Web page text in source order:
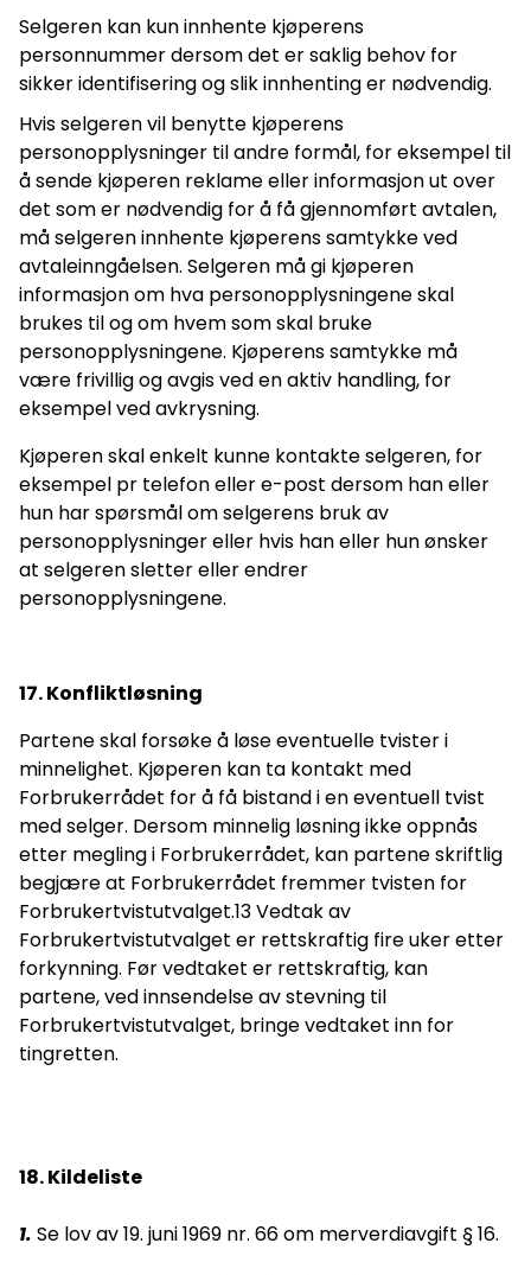
Selgeren kan kun innhente kjøperens
personnummer dersom det er saklig behov for
sikker identifisering og slik innhenting er nødvendig.
Hvis selgeren vil benytte kjøperens
personopplysninger til andre formål, for eksempel til
å sende kjøperen reklame eller informasjon ut over
det som er nødvendig for å få gjennomført avtalen,
må selgeren innhente kjøperens samtykke ved
avtaleinngåelsen. Selgeren må gi kjøperen
informasjon om hva personopplysningene skal
brukes til og om hvem som skal bruke
personopplysningene. Kjøperens samtykke må
være frivillig og avgis ved en aktiv handling, for
eksempel ved avkrysning.
Kjøperen skal enkelt kunne kontakte selgeren, for
eksempel pr telefon eller e-post dersom han eller
hun har spørsmål om selgerens bruk av
personopplysninger eller hvis han eller hun ønsker
at selgeren sletter eller endrer
personopplysningene.
17. Konfliktløsning
Partene skal forsøke å løse eventuelle tvister i
minnelighet. Kjøperen kan ta kontakt med
Forbrukerrådet for å få bistand i en eventuell tvist
med selger. Dersom minnelig løsning ikke oppnås
etter megling i Forbrukerrådet, kan partene skriftlig
begjære at Forbrukerrådet fremmer tvisten for
Forbrukertvistutvalget.13 Vedtak av
Forbrukertvistutvalget er rettskraftig fire uker etter
forkynning. Før vedtaket er rettskraftig, kan
partene, ved innsendelse av stevning til
Forbrukertvistutvalget, bringe vedtaket inn for
tingretten.
18. Kildeliste
1. Se lov av 19. juni 1969 nr. 66 om merverdiavgift § 16.